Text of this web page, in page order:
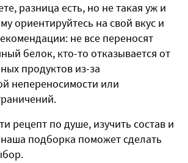
разница есть, но не такая уж и
ориентируйтесь на свой вкус и
не все переносят
белок, кто-то отказывается от
продуктов из-за
непереносимости или
рецепт по душе, изучить состав и
подборка поможет сделать